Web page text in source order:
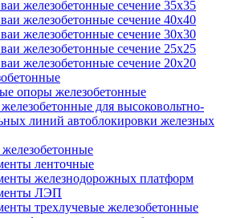
железобетонные сечение 35x35
железобетонные сечение 40x40
железобетонные сечение 30x30
железобетонные сечение 25x25
железобетонные сечение 20x20
опоры железобетонные
для высоковольтно-
линий автоблокировки железных
ленточные
железнодорожных платформ
ЛЭП
трехлучевые железобетонные